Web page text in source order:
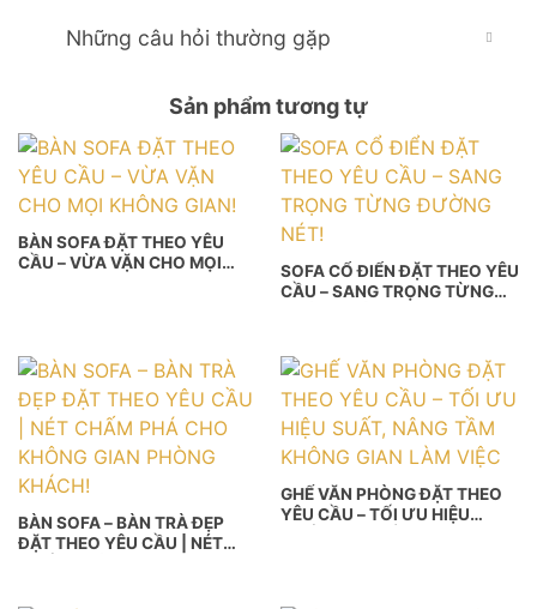
Những câu hỏi thường gặp
Sản phẩm tương tự
BÀN SOFA ĐẶT THEO YÊU
CẦU – VỪA VẶN CHO MỌI
SOFA CỔ ĐIỂN ĐẶT THEO YÊU
CẦU – SANG TRỌNG TỪNG
BÀN SOFA – BÀN TRÀ ĐẸP
ĐẶT THEO YÊU CẦU | NÉT
GHẾ VĂN PHÒNG ĐẶT THEO
YÊU CẦU – TỐI ƯU HIỆU